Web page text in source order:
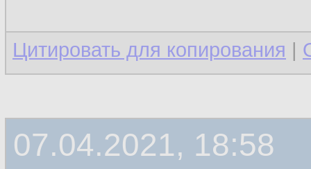
Цитировать для копирования |
07.04.2021, 18:58